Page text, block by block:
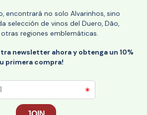
encontrará no solo Alvarinhos, sino
selección de vinos del Duero, Dão,
regiones emblemáticas.
newsletter ahora y obtenga un 10%
primera compra!